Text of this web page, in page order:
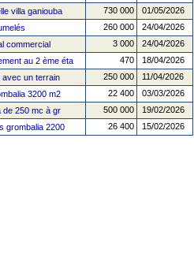
villa ganiouba 730 000
01/05/2026
260 000
24/04/2026
commercial 3 000
24/04/2026
au 2 ème éta 470
18/04/2026
avec un terrain 250 000
11/04/2026
3200 m2 22 400
03/03/2026
de 250 mc à gr 500 000
19/02/2026
grombalia 2200 26 400 15/02/2026